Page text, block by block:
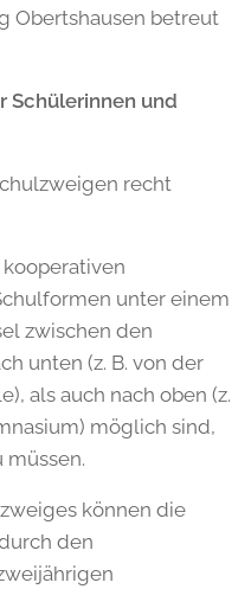
Obertshausen betreut
Schülerinnen und
recht
unter einem
zwischen den
unten (z. B. von der
als auch nach oben (z.
möglich sind,
müssen.
können die
den